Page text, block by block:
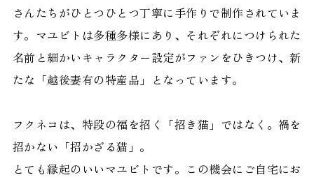
さんたちがひとつひとつ丁寧に手作りで制作されていま
す。マユビトは多種多様にあり、それぞれにつけられた
名前と細かいキャラクター設定がファンをひきつけ、新
たな「越後妻有の特産品」となっています。
フクネコは、特段の福を招く「招き猫」ではなく。禍を
招かない「招かざる猫」。
とても縁起のいいマユビトです。この機会にご自宅にお